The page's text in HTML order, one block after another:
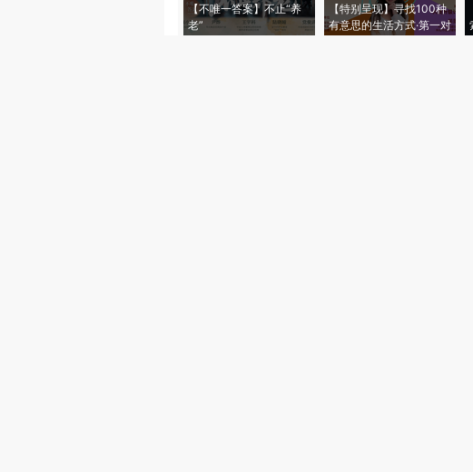
【不唯一答案】不止“养
老”
【特别呈现】寻找100种
有意思的生活方式·第一对